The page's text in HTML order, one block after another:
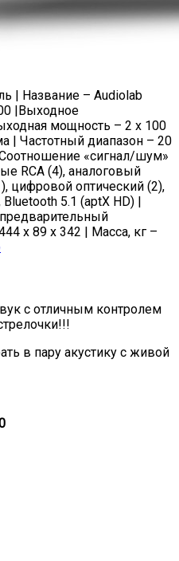
| Название – Audiolab
|Выходное
мощность – 2 х 100
| Частотный диапазон – 20
«сигнал/шум»
RCA (4), аналоговый
цифровой оптический (2),
5.1 (aptX HD) |
x 89 x 342 | Масса, кг –
с отличным контролем
в пару акустику с живой